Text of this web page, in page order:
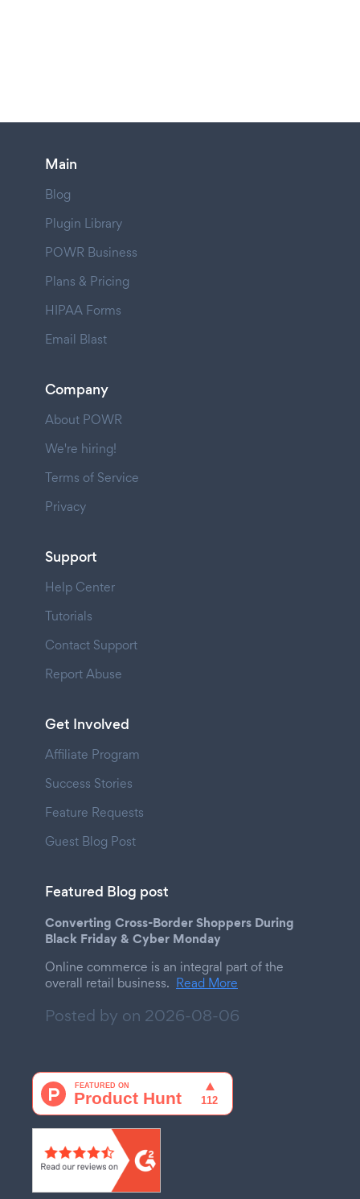
Main
Blog
Plugin Library
POWR Business
Plans & Pricing
HIPAA Forms
Email Blast
Company
About POWR
We're hiring!
Terms of Service
Privacy
Support
Help Center
Tutorials
Contact Support
Report Abuse
Get Involved
Affiliate Program
Success Stories
Feature Requests
Guest Blog Post
Featured Blog post
Converting Cross-Border Shoppers During
Black Friday & Cyber Monday
Online commerce is an integral part of the
overall retail business. Read More
Posted by on 2026-08-06